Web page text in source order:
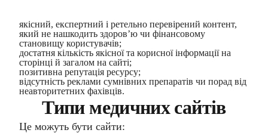
якісний, експертний і ретельно перевірений контент,
який не нашкодить здоров’ю чи фінансовому
становищу користувачів;
достатня кількість якісної та корисної інформації на
сторінці й загалом на сайті;
позитивна репутація ресурсу;
відсутність реклами сумнівних препаратів чи порад від
неавторитетних фахівців.
Типи медичних сайтів
Це можуть бути сайти: